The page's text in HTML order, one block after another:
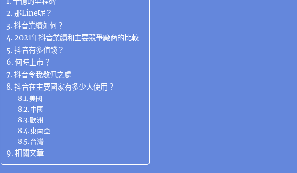
b
o
o
k
r
a
那Line呢？
抖音業績如何？
2021年抖音業績和主要競爭廠商的比較
抖音有多值錢？
何時上市？
抖音令我敬佩之處
抖音在主要國家有多少人使用？
美國
中國
歐洲
東南亞
台灣
相關文章